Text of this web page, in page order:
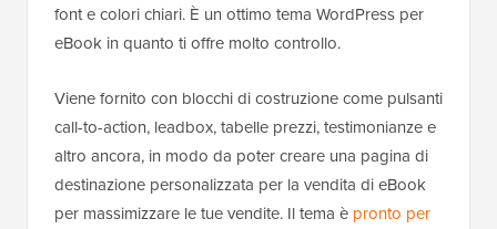
font e colori chiari. È un ottimo tema WordPress per
eBook in quanto ti offre molto controllo.
Viene fornito con blocchi di costruzione come pulsanti
call-to-action, leadbox, tabelle prezzi, testimonianze e
altro ancora, in modo da poter creare una pagina di
destinazione personalizzata per la vendita di eBook
per massimizzare le tue vendite. Il tema è pronto per